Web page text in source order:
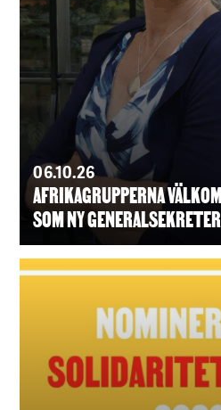
06.10.26
AFRIKAGRUPPERNA
SOM NY